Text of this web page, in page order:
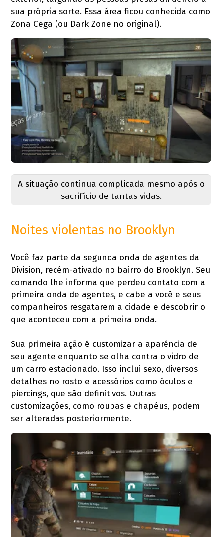
sua própria sorte. Essa área ficou conhecida como
Zona Cega (ou Dark Zone no original).
A situação continua complicada mesmo após o
sacrifício de tantas vidas.
Noites violentas no Brooklyn
Você faz parte da segunda onda de agentes da
Division, recém-ativado no bairro do Brooklyn. Seu
comando lhe informa que perdeu contato com a
primeira onda de agentes, e cabe a você e seus
companheiros resgatarem a cidade e descobrir o
que aconteceu com a primeira onda.
Sua primeira ação é customizar a aparência de
seu agente enquanto se olha contra o vidro de
um carro estacionado. Isso inclui sexo, diversos
detalhes no rosto e acessórios como óculos e
piercings, que são definitivos. Outras
customizações, como roupas e chapéus, podem
ser alteradas posteriormente.